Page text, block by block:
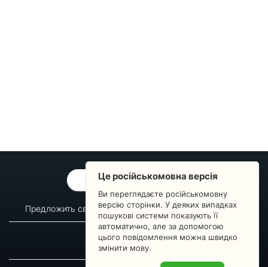
ОБРАТНАЯ СВЯЗЬ
Предложить свой вопрос Статистика изменений
О сервисе
Преподавателям
Новости
Пульс страны
Це російськомовна версія
Ви переглядаєте російськомовну
версію сторінки. У деяких випадках
пошукові системи показують її
автоматично, але за допомогою
цього повідомлення можна швидко
змінити мову.